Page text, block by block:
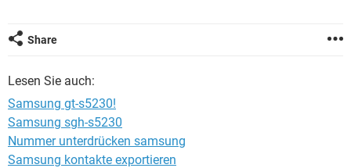
FACEBOOK
Share
Lesen Sie auch:
Samsung gt-s5230!
Samsung sgh-s5230
Nummer unterdrücken samsung
Samsung kontakte exportieren